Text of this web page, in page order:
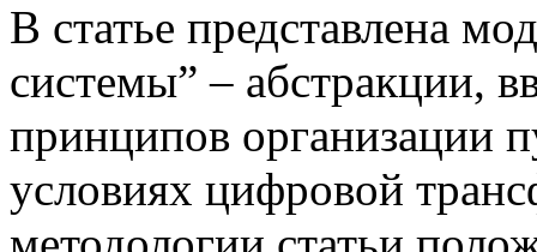
В статье представлена
системы” – абстракции,
принципов организации
условиях цифровой